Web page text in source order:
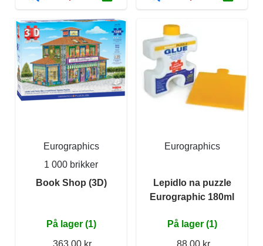
Eurographics
1 000 brikker
Book Shop (3D)
På lager (1)
363,00 kr
Eurographics
Lepidlo na puzzle
Eurographic 180ml
På lager (1)
88,00 kr